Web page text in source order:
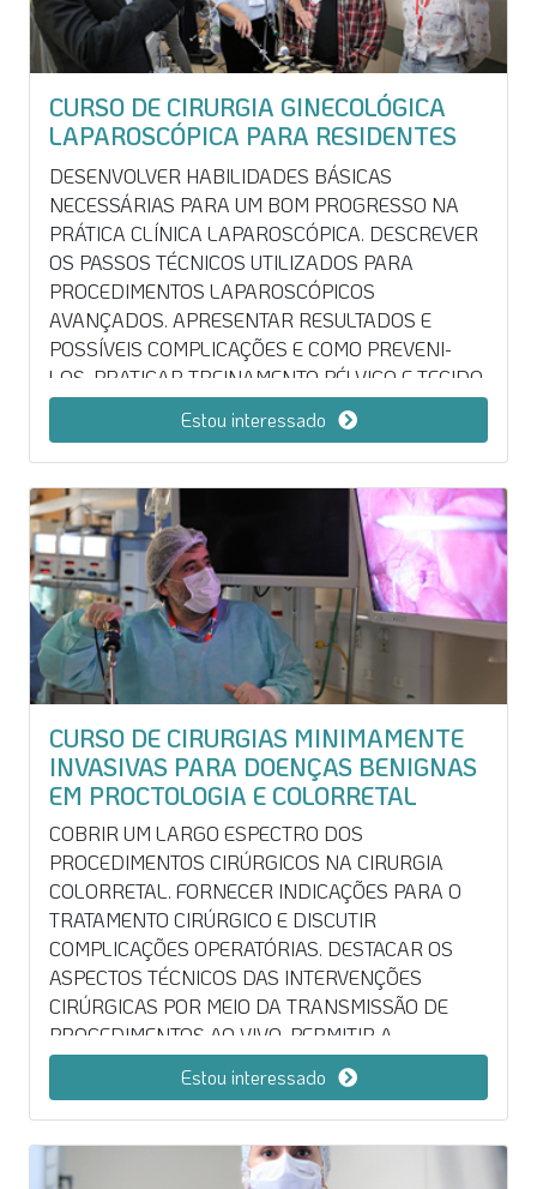
CURSO DE CIRURGIA GINECOLÓGICA
LAPAROSCÓPICA PARA RESIDENTES
DESENVOLVER HABILIDADES BÁSICAS
NECESSÁRIAS PARA UM BOM PROGRESSO NA
PRÁTICA CLÍNICA LAPAROSCÓPICA. DESCREVER
OS PASSOS TÉCNICOS UTILIZADOS PARA
PROCEDIMENTOS LAPAROSCÓPICOS
AVANÇADOS. APRESENTAR RESULTADOS E
POSSÍVEIS COMPLICAÇÕES E COMO PREVENI-
LOS. PRATICAR TREINAMENTO PÉLVICO E TECIDO
VIVO PARA DAR AO PARTICIPANTE A
CAPACIDADE TÉCNICA PARA MELHORAR SUA
PRÁTICA. ESTE CURSO É EXCLUSIVO PARA
MÉDICOS RESIDENTES. PEDIMOS QUE NOS ENVIE
O SEU COMPROVANTE DE INSCRIÇÃO NO SEU
PROGRAMA DE RESIDÊNCIA MÉDICA PARA
CONTACT@IRCADRIO.COM.BR. ESTE DOCUMENTO
É MANDATÓRIO, SEM O RECEBIMENTO DO
MESMO, NÃO SERÁ PERMITIDA A REALIZAÇÃO
DO CURSO. CURSO COM VALOR PROMOCIONAL.
NÃO SE APLICAM DESCONTOS OFERECIDOS
EX-ALUNOS.
Estou interessado
CURSO DE CIRURGIAS MINIMAMENTE
INVASIVAS PARA DOENÇAS BENIGNAS
EM PROCTOLOGIA E COLORRETAL
COBRIR UM LARGO ESPECTRO DOS
PROCEDIMENTOS CIRÚRGICOS NA CIRURGIA
COLORRETAL. FORNECER INDICAÇÕES PARA O
TRATAMENTO CIRÚRGICO E DISCUTIR
COMPLICAÇÕES OPERATÓRIAS. DESTACAR OS
ASPECTOS TÉCNICOS DAS INTERVENÇÕES
CIRÚRGICAS POR MEIO DA TRANSMISSÃO DE
PROCEDIMENTOS AO VIVO. PERMITIR A
DISCUSSÃO EM TEMPO REAL ENTRE OS
OPERADORES E OS CIRURGIÕES RESIDENTES.
FORNECER SESSÕES DE EXPERIÊNCIA PRÁTICA
PARA MELHORAR HABILIDADES EM CIRURGIA
POR LAPAROSCOPIA, POR MEIO DA PRÁTICA EM
Estou interessado